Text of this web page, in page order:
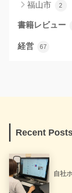
福山市 2
書籍レビュー
経営 67
Recent
自社